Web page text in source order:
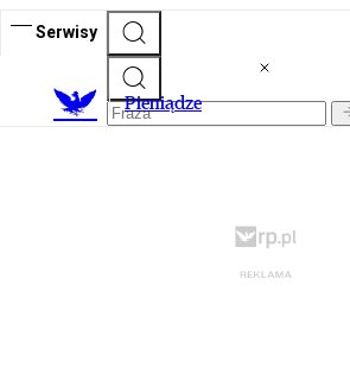
Serwisy
Pieniądze